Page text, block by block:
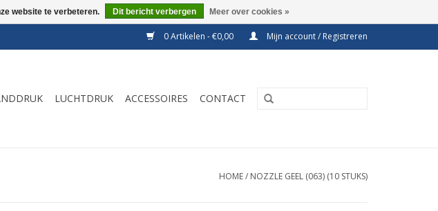
0 Artikelen - €0,00 Mijn account / Registreren
LUCHTDRUK ACCESSOIRES CONTACT
HOME/ NOZZLE GEEL (063) (10 STUKS)
website te verbeteren. Dit bericht verbergen Meer over cookies »